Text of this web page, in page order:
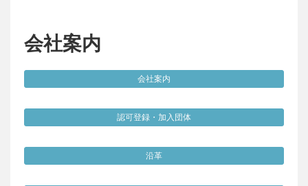
会社案内
会社案内
認可登録・加入団体
沿革